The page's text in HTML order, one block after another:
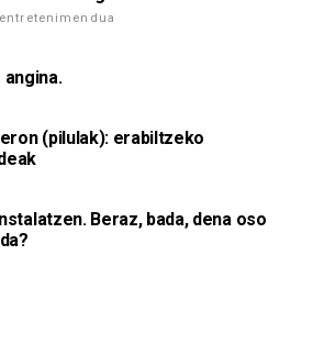
angina.
(pilulak): erabiltzeko
Beraz, bada, dena oso